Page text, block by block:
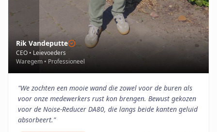
Rik Vandeputte
CEO • Leievoeders
Waregem • Professioneel
"We zochten een mooie wand die zowel voor de buren als
voor onze medewerkers rust kon brengen. Bewust gekozen
voor de Noise-Reducer DA80, die langs beide kanten geluid
absorbeert."